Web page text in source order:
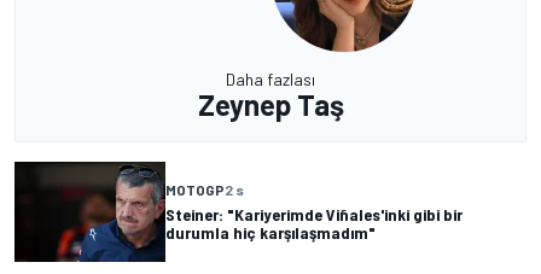
Daha fazlası
Zeynep Taş
MOTOGP2 s
Steiner: "Kariyerimde Viñales'inki gibi bir
durumla hiç karşılaşmadım"